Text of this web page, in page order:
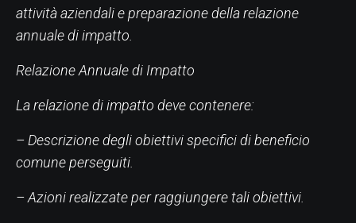
attività aziendali e preparazione della relazione
annuale di impatto.
Relazione Annuale di Impatto
La relazione di impatto deve contenere:
– Descrizione degli obiettivi specifici di beneficio
comune perseguiti.
– Azioni realizzate per raggiungere tali obiettivi.